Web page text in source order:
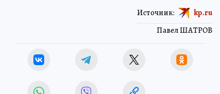
Павел ШАТРОВ
Источник: kp.ru